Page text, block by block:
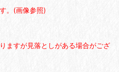
。(画像参照)
ますが見落としがある場合がござ